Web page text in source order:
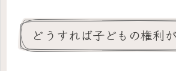
どうすれば子どもの権利